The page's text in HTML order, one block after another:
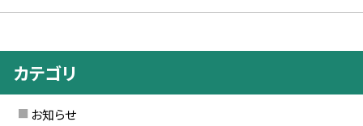
カテゴリ
お知らせ